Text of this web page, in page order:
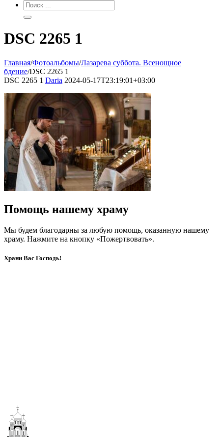
DSC 2265 1
Главная/Фотоальбомы/Лазарева суббота. Всенощное
бдение/DSC 2265 1
DSC 2265 1 Daria 2024-05-17T23:19:01+03:00
Помощь нашему храму
Мы будем благодарны за любую помощь, оказанную нашему
храму. Нажмите на кнопку «Пожертвовать».
Храни Вас Господь!